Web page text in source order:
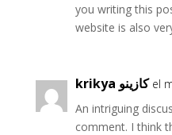
you writing this
website is also
krikya كازينو el
An intriguing
comment. I think